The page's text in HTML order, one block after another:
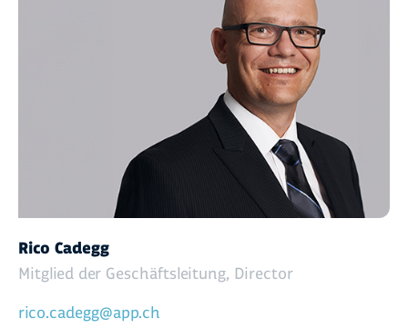
Rico Cadegg
Mitglied der Geschäftsleitung, Director
rico.cadegg@app.ch